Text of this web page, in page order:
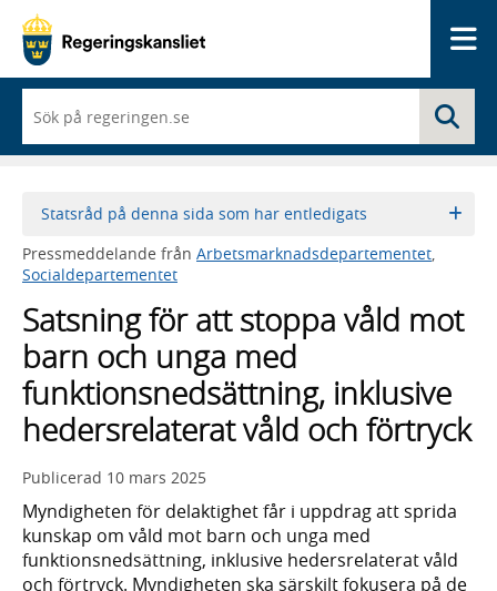
du
börjar
skriva
framträder
lista
med
sökförslag
Statsråd på denna sida som har entledigats
Pressmeddelande från Arbetsmarknadsdepartementet
Socialdepartementet
Satsning för att stoppa våld mot
barn och unga med
funktionsnedsättning, inklusive
hedersrelaterat våld och förtryck
Publicerad 10 mars 2025
Myndigheten för delaktighet får i uppdrag att sprida
kunskap om våld mot barn och unga med
funktionsnedsättning, inklusive hedersrelaterat våld
och förtryck. Myndigheten ska särskilt fokusera på de